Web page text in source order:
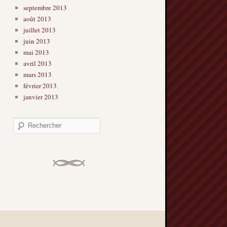
septembre 2013
août 2013
juillet 2013
juin 2013
mai 2013
avril 2013
mars 2013
février 2013
janvier 2013